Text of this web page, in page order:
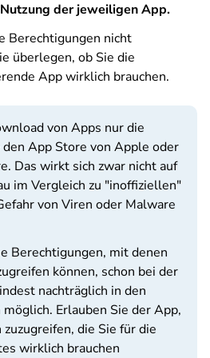
der jeweiligen App.
Berechtigungen nicht
überlegen, ob Sie die
App wirklich brauchen.
von Apps nur die
App Store von Apple oder
Das wirkt sich zwar nicht auf
im Vergleich zu "inoffiziellen"
von Viren oder Malware
Berechtigungen, mit denen
können, schon bei der
nachträglich in den
Erlauben Sie der App,
die Sie für die
wirklich brauchen